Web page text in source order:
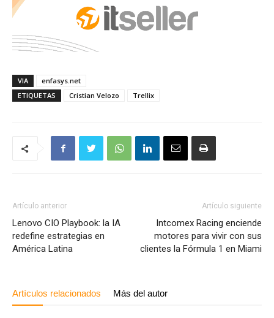
VIA
enfasys.net
ETIQUETAS
Cristian Velozo Trellix
Artículo anterior
Lenovo CIO Playbook: la IA
redefine estrategias en
América Latina
Artículo siguiente
Intcomex Racing enciende
motores para vivir con sus
clientes la Fórmula 1 en Miami
Artículos relacionados Más del autor